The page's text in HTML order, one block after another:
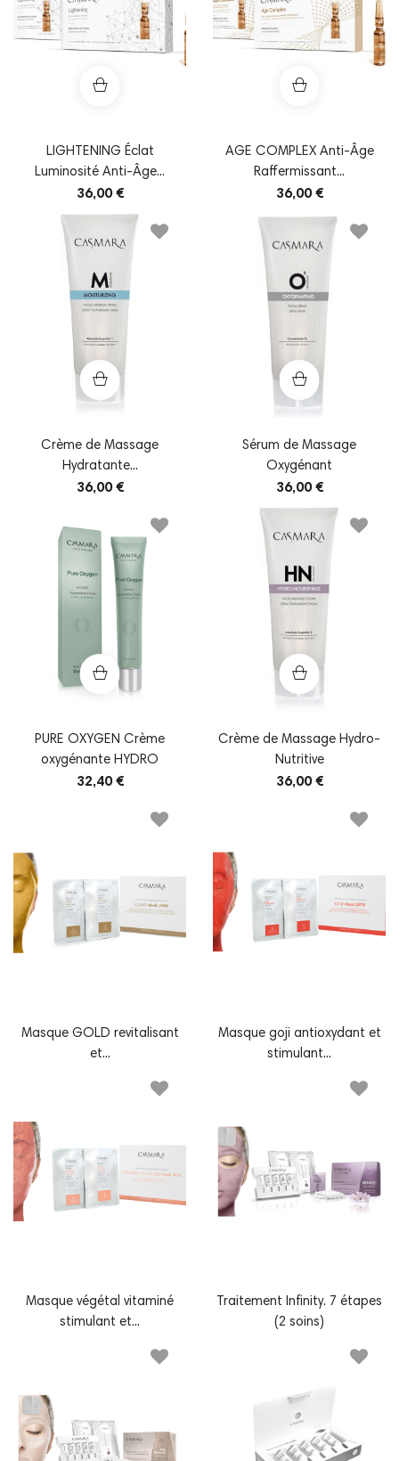
LIGHTENING Éclat
Luminosité Anti-Âge...
36,00 €
AGE COMPLEX Anti-Âge
Raffermissant...
36,00 €
Crème de Massage
Hydratante...
36,00 €
Sérum de Massage
Oxygénant
36,00 €
PURE OXYGEN Crème
oxygénante HYDRO
32,40 €
Crème de Massage Hydro-
Nutritive
36,00 €
Masque GOLD revitalisant
et...
Masque goji antioxydant et
stimulant...
Masque végétal vitaminé
stimulant et...
Traitement Infinity. 7 étapes
(2 soins)